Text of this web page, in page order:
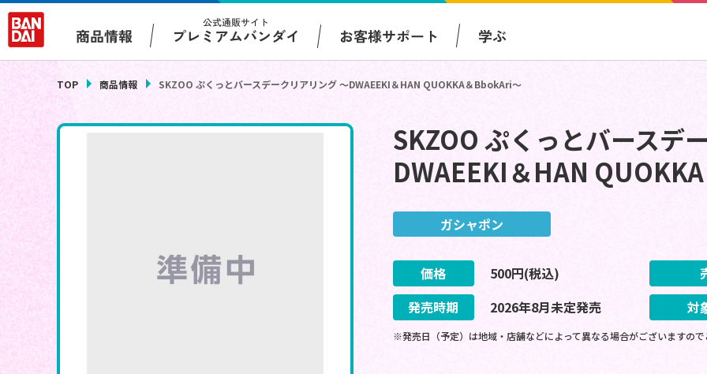
商品情報
公式通販サイト
プレミアムバンダイ お客様サポート 学ぶ
TOP 商品情報 SKZOO ぷくっとバースデークリアリング ～DWAEEKI＆HAN QUOKKA＆BbokAri～
SKZOO ぷくっとバースデ
DWAEEKI＆HAN
ガシャポン
価格 500円(税込)
発売時期
2026年8月未定発売 対
※発売日（予定）は地域・店舗などによって異なる場合がございますの